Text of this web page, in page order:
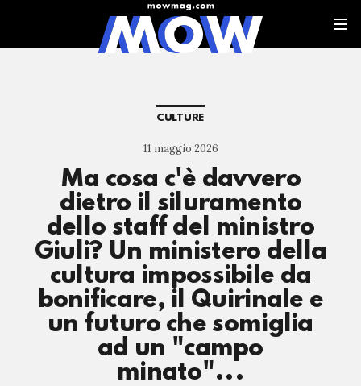
CULTURE
11 maggio 2026
Ma cosa c'è davvero
dietro il siluramento
dello staff del ministro
Giuli? Un ministero della
cultura impossibile da
bonificare, il Quirinale e
un futuro che somiglia
ad un "campo
minato"...